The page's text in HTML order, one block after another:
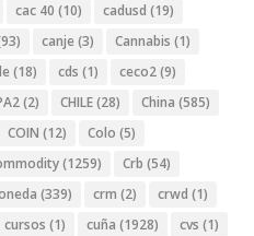
cac 40 (10) cadusd (19)
canje (3) Cannabis (1)
(18) cds (1) ceco2(9)
(2) CHILE(28) China (585)
COIN (12) Colo (5)
(1259) Crb (54)
(339) crm (2) crwd (1)
cursos (1) cuña (1928) cvs (1)